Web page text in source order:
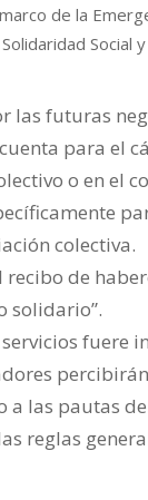
de la
Social
las futuras
para el
o en el
colectiva.
recibo de
solidario”.
fuere
las pautas
reglas